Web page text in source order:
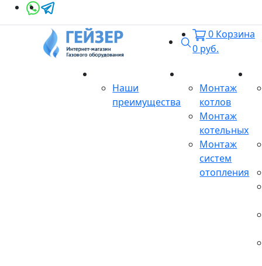
Поиск
0 Корзина
0 руб.
Наши
преимущества
Монтаж
котлов
Монтаж
котельных
Монтаж
систем
отопления